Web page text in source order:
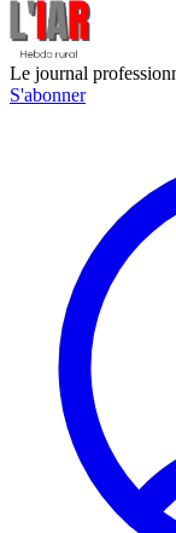
Le journal
S'abonner